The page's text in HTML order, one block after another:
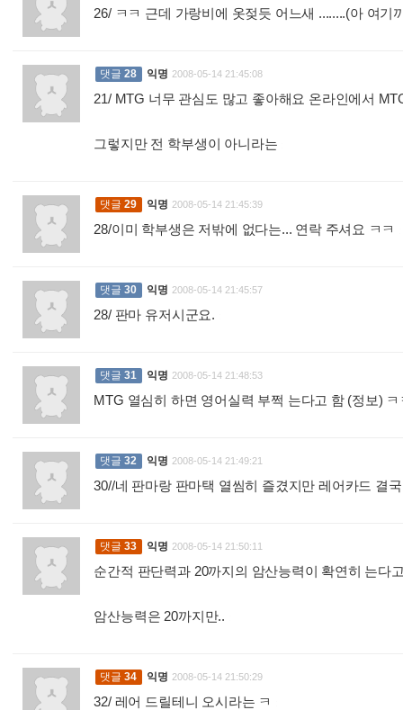
26/ ㅋㅋ 근데 가랑비에 옷젖듯 어느새 ........(아 여기
댓글 28 익명 2008-05-14 21:45:08
21/ MTG 너무 관심도 많고 좋아해요 온라인에서
그렇지만 전 학부생이 아니라는
댓글 29 익명 2008-05-14 21:45:39
28/이미 학부생은 저밖에 없다는... 연락 주셔요 ㅋㅋ
댓글 30 익명 2008-05-14 21:45:57
28/ 판마 유저시군요.
댓글 31 익명 2008-05-14 21:48:53
MTG 열심히 하면 영어실력 부쩍 는다고 함 (정보)
댓글 32 익명 2008-05-14 21:49:21
30//네 판마랑 판마택 열씸히 즐겼지만 레어카드 결
댓글 33 익명 2008-05-14 21:50:11
순간적 판단력과 20까지의 암산능력이 확연히 는다
암산능력은 20까지만..
댓글 34 익명 2008-05-14 21:50:29
32/ 레어 드릴테니 오시라는 ㅋ